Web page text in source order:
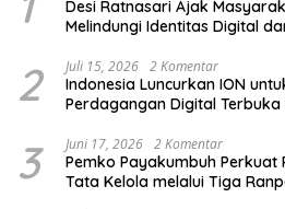
Desi Ratnasari Ajak
Melindungi Identitas Digital
2 Juli 15, 2026 2 Komentar
Indonesia Luncurkan ION
Perdagangan Digital Terbuka
3 Juni 17, 2026 2 Komentar
Pemko Payakumbuh Perkuat
Tata Kelola melalui Tiga